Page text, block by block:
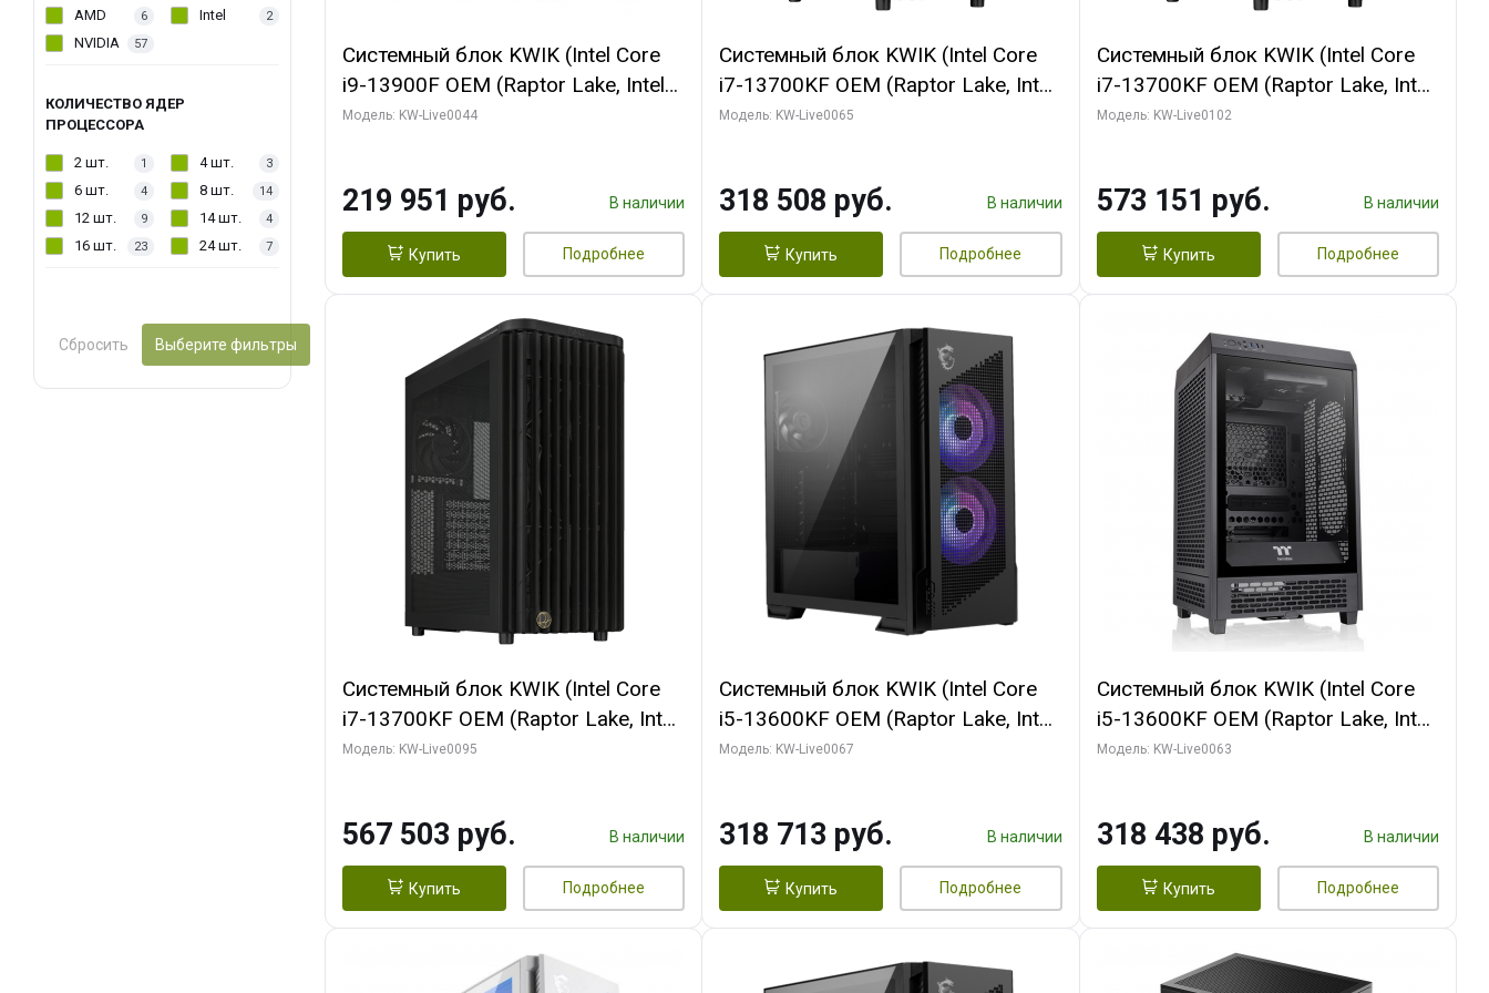
AMD 6 Intel 2
NVIDIA 57
КОЛИЧЕСТВО ЯДЕР
ПРОЦЕССОРА
2 шт. 1 4 шт. 3
6 шт. 4 8 шт. 14
12 шт. 9 14 шт. 4
16 шт. 23 24 шт. 7
Сбросить Выберите фильтры
Системный блок KWIK (Intel Core
i9-13900F OEM (Raptor Lake, Intel
7, Efficient-co/ 32 ГБ ОЗУ (2
HD/ 512 ГБ SSD)
Модель: KW-Live0044
219 951 руб. В наличии
Купить Подробнее
Системный блок KWIK (Intel Core
i7-13700KF OEM (Raptor Lake, Intel
7, C16 8EC/8PC/ 64 ГБ ОЗУ (2
2/ 1 ТБ SSD)
Модель: KW-Live0065
318 508 руб. В наличии
Купить Подробнее
Системный блок KWIK (Intel Core
i7-13700KF OEM (Raptor Lake, Intel
7, C16 8EC/8PC/ 32 ГБ ОЗУ (2
Turbo/ 960 ГБ SSD)
Модель: KW-Live0102
573 151 руб. В наличии
Купить Подробнее
Системный блок KWIK (Intel Core
i7-13700KF OEM (Raptor Lake, Intel
7, C16 8EC/8PC/ 32 ГБ ОЗУ (2
Turbo/ 512 ГБ SSD)
Модель: KW-Live0095
567 503 руб. В наличии
Купить Подробнее
Системный блок KWIK (Intel Core
i5-13600KF OEM (Raptor Lake, Intel
7, C14 8EC/6PC/ 64 ГБ ОЗУ/ Palit
SSD)
Модель: KW-Live0067
318 713 руб. В наличии
Купить Подробнее
Системный блок KWIK (Intel Core
i5-13600KF OEM (Raptor Lake, Intel
7, C14 8EC/6PC/ 64 ГБ ОЗУ/ MSI
SSD)
Модель: KW-Live0063
318 438 руб. В наличии
Купить Подробнее